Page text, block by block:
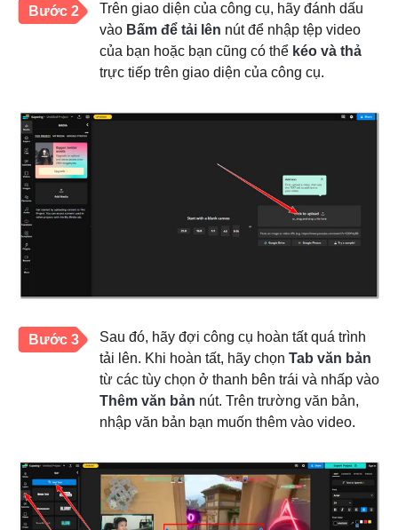
Bước 2
Trên giao diện của công cụ, hãy đánh dấu
vào Bấm để tải lên nút để nhập tệp video
của bạn hoặc bạn cũng có thể kéo và thả
trực tiếp trên giao diện của công cụ.
Bước 3
Sau đó, hãy đợi công cụ hoàn tất quá trình
tải lên. Khi hoàn tất, hãy chọn Tab văn bản
từ các tùy chọn ở thanh bên trái và nhấp vào
Thêm văn bản nút. Trên trường văn bản,
nhập văn bản bạn muốn thêm vào video.